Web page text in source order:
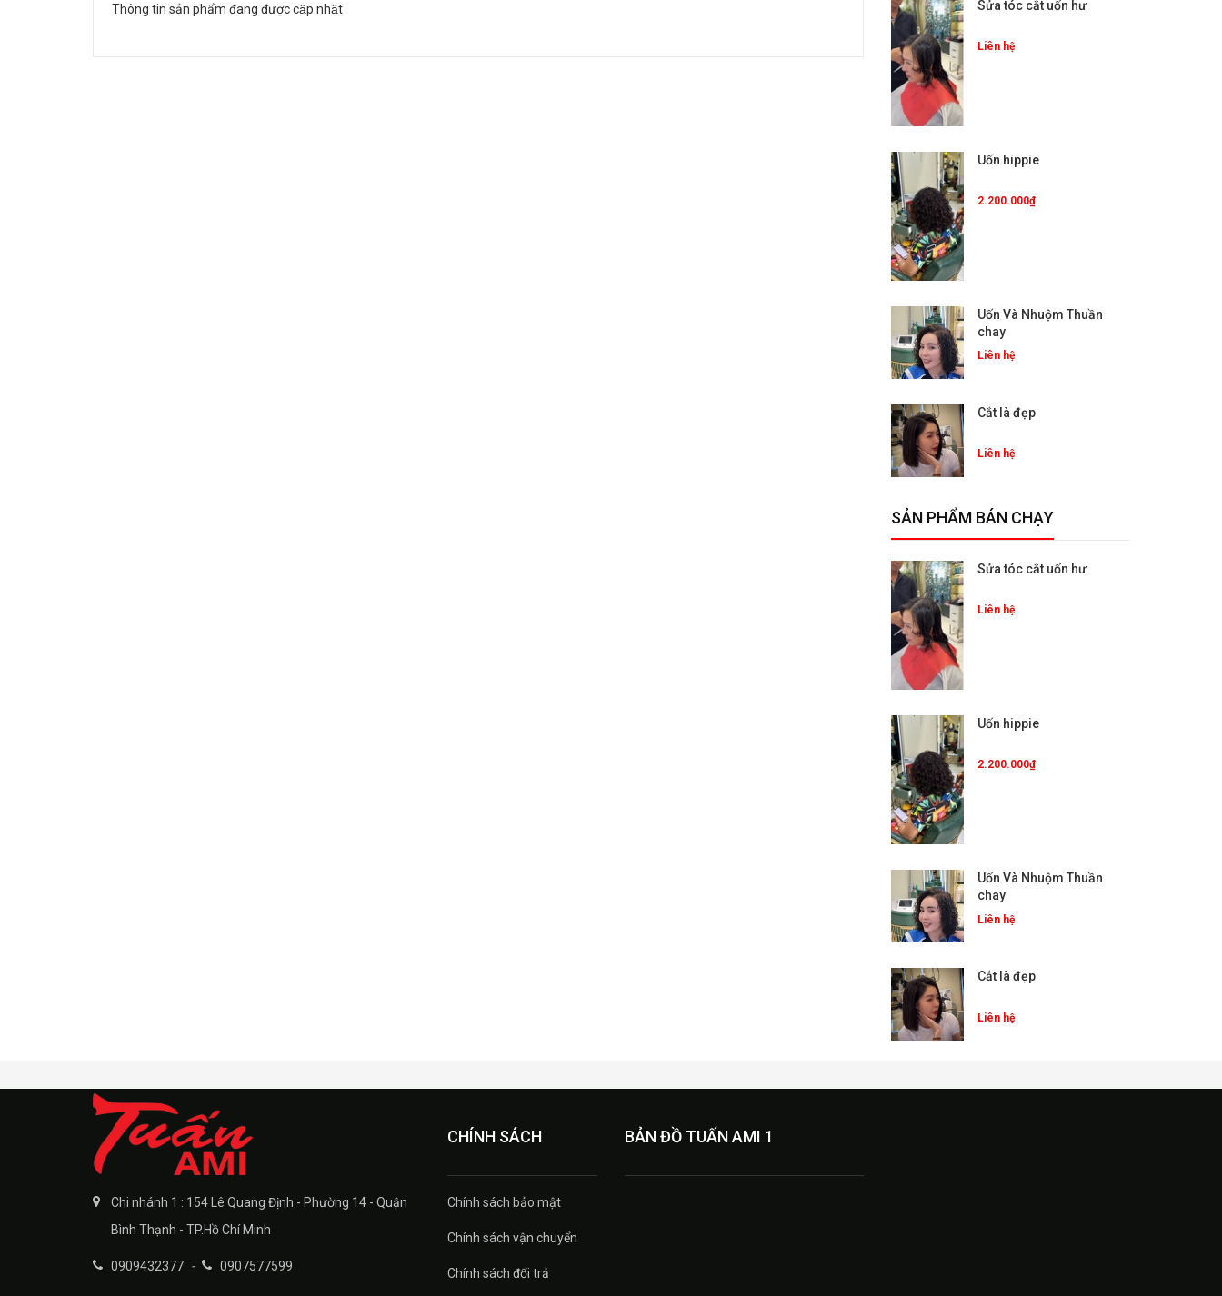
Thông tin sản phẩm đang được cập nhật Sửa tóc cắt uốn hư
Liên hệ
Uốn hippie
2.200.000₫
Uốn Và Nhuộm Thuần
chay
Liên hệ
Cắt là đẹp
Liên hệ
SẢN PHẨM BÁN CHẠY
Sửa tóc cắt uốn hư
Liên hệ
Uốn hippie
2.200.000₫
Uốn Và Nhuộm Thuần
chay
Liên hệ
Cắt là đẹp
Liên hệ
Chi nhánh 1 : 154 Lê Quang Định - Phường 14 - Quận
Bình Thạnh - TP.Hồ Chí Minh
0909432377 - 0907577599
CHÍNH SÁCH
Chính sách bảo mật
Chính sách vận chuyển
Chính sách đổi trả
BẢN ĐỒ TUẤN AMI 1